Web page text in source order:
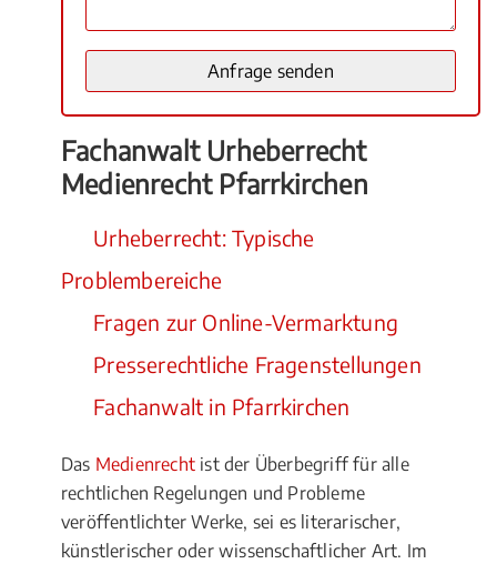
Fachanwalt Urheberrecht
Medienrecht Pfarrkirchen
Urheberrecht: Typische
Problembereiche
Fragen zur Online-Vermarktung
Presserechtliche Fragenstellungen
Fachanwalt in Pfarrkirchen
Das Medienrecht ist der Überbegriff für alle
rechtlichen Regelungen und Probleme
veröffentlichter Werke, sei es literarischer,
künstlerischer oder wissenschaftlicher Art. Im